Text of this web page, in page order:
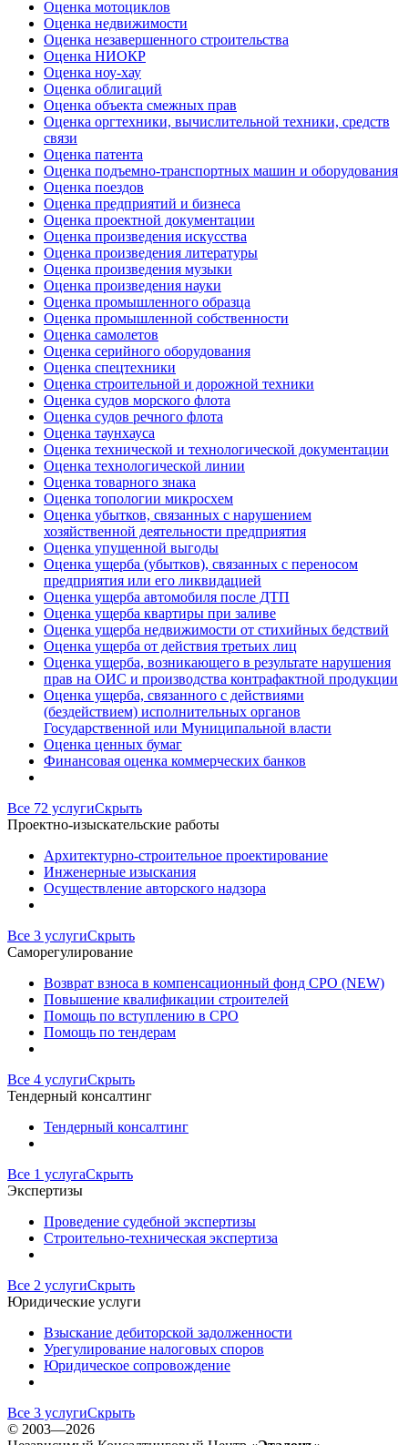
Оценка мотоциклов
Оценка недвижимости
Оценка незавершенного строительства
Оценка НИОКР
Оценка ноу-хау
Оценка облигаций
Оценка объекта смежных прав
Оценка оргтехники, вычислительной техники, средств
связи
Оценка патента
Оценка подъемно-транспортных машин и оборудования
Оценка поездов
Оценка предприятий и бизнеса
Оценка проектной документации
Оценка произведения искусства
Оценка произведения литературы
Оценка произведения музыки
Оценка произведения науки
Оценка промышленного образца
Оценка промышленной собственности
Оценка самолетов
Оценка серийного оборудования
Оценка спецтехники
Оценка строительной и дорожной техники
Оценка судов морского флота
Оценка судов речного флота
Оценка таунхауса
Оценка технической и технологической документации
Оценка технологической линии
Оценка товарного знака
Оценка топологии микросхем
Оценка убытков, связанных с нарушением
хозяйственной деятельности предприятия
Оценка упущенной выгоды
Оценка ущерба (убытков), связанных с переносом
предприятия или его ликвидацией
Оценка ущерба автомобиля после ДТП
Оценка ущерба квартиры при заливе
Оценка ущерба недвижимости от стихийных бедствий
Оценка ущерба от действия третьих лиц
Оценка ущерба, возникающего в результате нарушения
прав на ОИС и производства контрафактной продукции
Оценка ущерба, связанного с действиями
(бездействием) исполнительных органов
Государственной или Муниципальной власти
Оценка ценных бумаг
Финансовая оценка коммерческих банков
Все 72 услугиСкрыть
Проектно-изыскательские работы
Архитектурно-строительное проектирование
Инженерные изыскания
Осуществление авторского надзора
Все 3 услугиСкрыть
Саморегулирование
Возврат взноса в компенсационный фонд СРО (NEW)
Повышение квалификации строителей
Помощь по вступлению в СРО
Помощь по тендерам
Все 4 услугиСкрыть
Тендерный консалтинг
Тендерный консалтинг
Все 1 услугаСкрыть
Экспертизы
Проведение судебной экспертизы
Строительно-техническая экспертиза
Все 2 услугиСкрыть
Юридические услуги
Взыскание дебиторской задолженности
Урегулирование налоговых споров
Юридическое сопровождение
Все 3 услугиСкрыть
© 2003—2026